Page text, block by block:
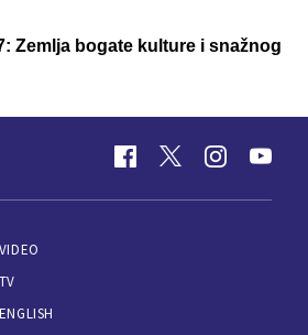
Zemlja bogate kulture i snažnog
VIDEO
TV
ENGLISH